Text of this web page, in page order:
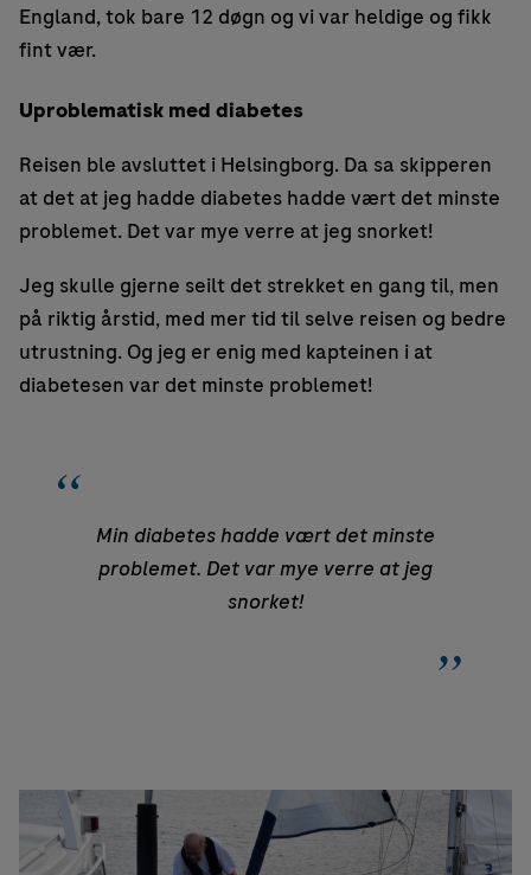
England, tok bare 12 døgn og vi var heldige og fikk
fint vær.
Uproblematisk med diabetes
Reisen ble avsluttet i Helsingborg. Da sa skipperen
at det at jeg hadde diabetes hadde vært det minste
problemet. Det var mye verre at jeg snorket!
Jeg skulle gjerne seilt det strekket en gang til, men
på riktig årstid, med mer tid til selve reisen og bedre
utrustning. Og jeg er enig med kapteinen i at
diabetesen var det minste problemet!
Min diabetes hadde vært det minste
problemet. Det var mye verre at jeg
snorket!